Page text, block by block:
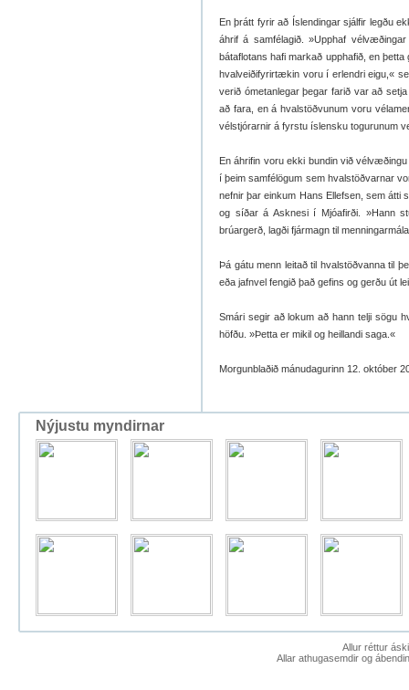
En þrátt fyrir að Íslendingar sjálfir legðu
áhrif á samfélagið. »Upphaf
bátaflotans hafi markað upphafið, en
hvalveiðifyrirtækin voru í erlendri eigu,«
verið ómetanlegar þegar farið var að
að fara, en á hvalstöðvunum voru
vélstjórarnir á fyrstu íslensku togurunum
En áhrifin voru ekki bundin við
í þeim samfélögum sem hvalstöðvarnar
nefnir þar einkum Hans Ellefsen, sem
og síðar á Asknesi í Mjóafirði. »Hann
brúargerð, lagði fjármagn til
Þá gátu menn leitað til hvalstöðvanna til
eða jafnvel fengið það gefins og gerðu út
Smári segir að lokum að hann telji sögu
höfðu. »Þetta er mikil og heillandi saga.«
Morgunblaðið mánudagurinn 12. október
Nýjustu myndirnar
Allur réttur
Allar athugasemdir og